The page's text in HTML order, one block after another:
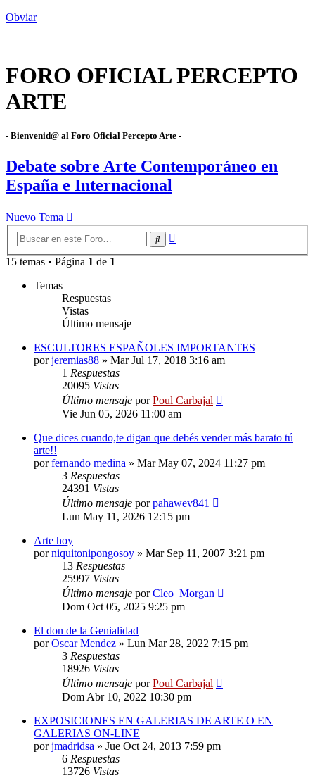
Obviar
FORO OFICIAL PERCEPTO
ARTE
- Bienvenid@ al Foro Oficial Percepto Arte -
Debate sobre Arte Contemporáneo en
España e Internacional
Nuevo Tema
Buscar
15 temas • Página 1 de 1
Temas
Respuestas
Vistas
Último mensaje
ESCULTORES ESPAÑOLES IMPORTANTES
porjeremias88 » Mar Jul 17, 2018 3:16 am
1 Respuestas
20095 Vistas
Último mensaje porPoul Carbajal
Vie Jun 05, 2026 11:00 am
Que dices cuando,te digan que debés vender más barato tú
arte!!
porfernando medina » Mar May 07, 2024 11:27 pm
3 Respuestas
24391 Vistas
Último mensaje porpahawev841
Lun May 11, 2026 12:15 pm
Arte hoy
porniquitonipongosoy » Mar Sep 11, 2007 3:21 pm
13 Respuestas
25997 Vistas
Último mensaje porCleo_Morgan
Dom Oct 05, 2025 9:25 pm
El don de la Genialidad
porOscar Mendez » Lun Mar 28, 2022 7:15 pm
3 Respuestas
18926 Vistas
Último mensaje porPoul Carbajal
Dom Abr 10, 2022 10:30 pm
EXPOSICIONES EN GALERIAS DE ARTE O EN
GALERIAS ON-LINE
porjmadridsa » Jue Oct 24, 2013 7:59 pm
6 Respuestas
13726 Vistas